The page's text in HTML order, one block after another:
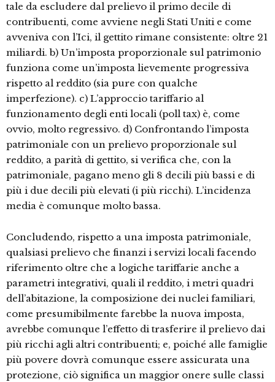
tale da escludere dal prelievo il primo decile di
contribuenti, come avviene negli Stati Uniti e come
avveniva con l’Ici, il gettito rimane consistente: oltre 21
miliardi. b) Un’imposta proporzionale sul patrimonio
funziona come un’imposta lievemente progressiva
rispetto al reddito (sia pure con qualche
imperfezione). c) L’approccio tariffario al
funzionamento degli enti locali (poll tax) è, come
ovvio, molto regressivo. d) Confrontando l’imposta
patrimoniale con un prelievo proporzionale sul
reddito, a parità di gettito, si verifica che, con la
patrimoniale, pagano meno gli 8 decili più bassi e di
più i due decili più elevati (i più ricchi). L’incidenza
media è comunque molto bassa.
Concludendo, rispetto a una imposta patrimoniale,
qualsiasi prelievo che finanzi i servizi locali facendo
riferimento oltre che a logiche tariffarie anche a
parametri integrativi, quali il reddito, i metri quadri
dell’abitazione, la composizione dei nuclei familiari,
come presumibilmente farebbe la nuova imposta,
avrebbe comunque l’effetto di trasferire il prelievo dai
più ricchi agli altri contribuenti; e, poiché alle famiglie
più povere dovrà comunque essere assicurata una
protezione, ciò significa un maggior onere sulle classi